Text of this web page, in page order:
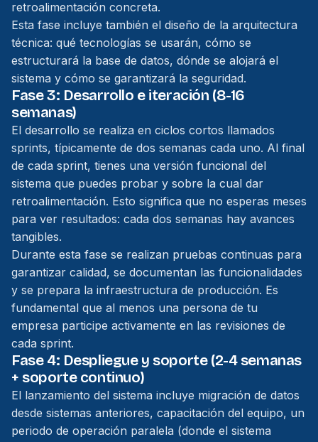
retroalimentación concreta.
Esta fase incluye también el diseño de la arquitectura
técnica: qué tecnologías se usarán, cómo se
estructurará la base de datos, dónde se alojará el
sistema y cómo se garantizará la seguridad.
Fase 3: Desarrollo e iteración (8-16
semanas)
El desarrollo se realiza en ciclos cortos llamados
sprints, típicamente de dos semanas cada uno. Al final
de cada sprint, tienes una versión funcional del
sistema que puedes probar y sobre la cual dar
retroalimentación. Esto significa que no esperas meses
para ver resultados: cada dos semanas hay avances
tangibles.
Durante esta fase se realizan pruebas continuas para
garantizar calidad, se documentan las funcionalidades
y se prepara la infraestructura de producción. Es
fundamental que al menos una persona de tu
empresa participe activamente en las revisiones de
cada sprint.
Fase 4: Despliegue y soporte (2-4 semanas
+ soporte continuo)
El lanzamiento del sistema incluye migración de datos
desde sistemas anteriores, capacitación del equipo, un
periodo de operación paralela (donde el sistema